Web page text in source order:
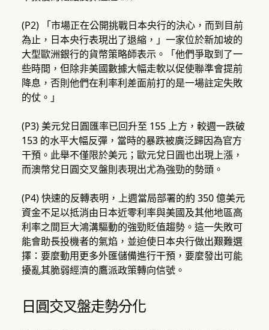
(P2) 「市場正在公開挑戰日本央行的決心，而到目前
為止，日本央行表現出了退縮，」一家位於新加坡的
大型歐洲銀行的貨幣策略師表示。「他們爭取到了一
些時間，但除非美國數據大幅走軟以促使聯準會提前
降息，否則他們在利率利差面前打的是一場註定失敗
的仗。」
(P3) 美元兌日圓匯率已回升至 155 上方，較週一跌破
153 的水平大幅反彈，當時的暴跌被廣泛歸因為官方
干預。此舉不僅限於美元；歐元兌日圓也出現上漲，
而澳幣兌日圓交叉盤則表現出尤為強勁的勢頭。
(P4) 快速的反轉表明，上週當局部署的約 350 億美元
資金不足以抵消由日本近零利率與美國及其他地區高
利率之間巨大鴻溝驅動的強勁貶值趨勢。這一失敗可
能會助長投機者的氣焰，並迫使日本央行做出艱難選
擇：要麼動用更多外匯儲備進行干預，要麼發出可能
擾亂其脆弱經濟的鷹派政策轉向信號。
日圓交叉盤走勢分化